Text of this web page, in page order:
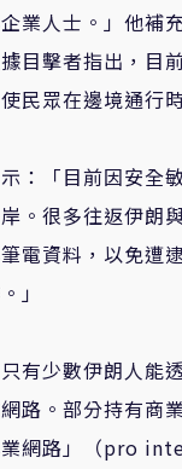
業人士。」他補
目擊者指出，目
民眾在邊境通行
：「目前因安全
。很多往返伊朗
電資料，以免遭
」
有少數伊朗人能
路。部分持有商
網路」（pro